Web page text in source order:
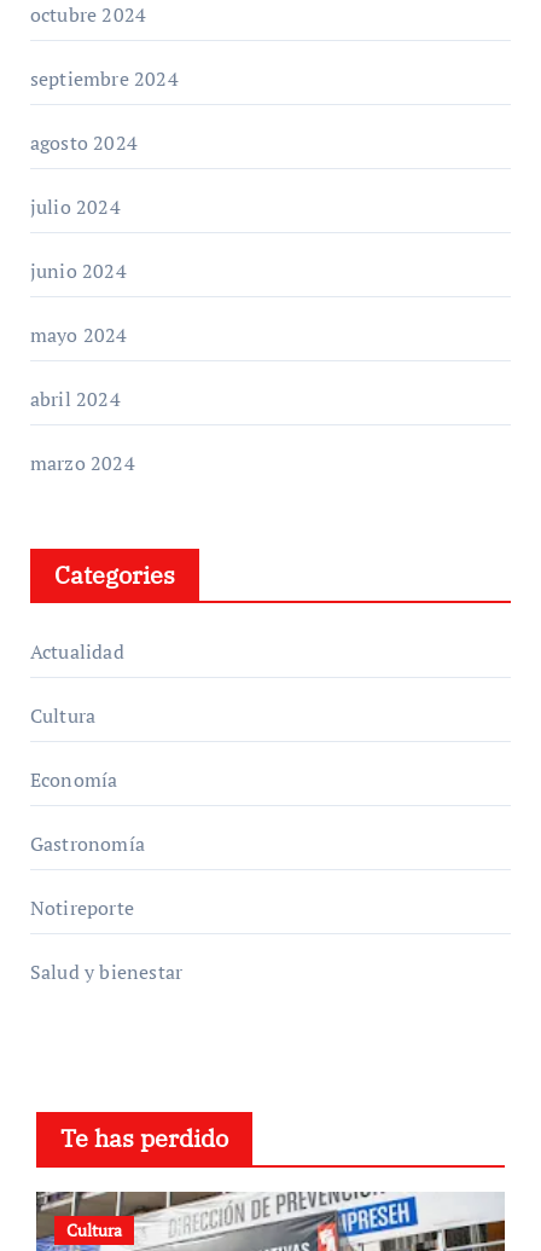
octubre 2024
septiembre 2024
agosto 2024
julio 2024
junio 2024
mayo 2024
abril 2024
marzo 2024
Categories
Actualidad
Cultura
Economía
Gastronomía
Notireporte
Salud y bienestar
Te has perdido
Cultura